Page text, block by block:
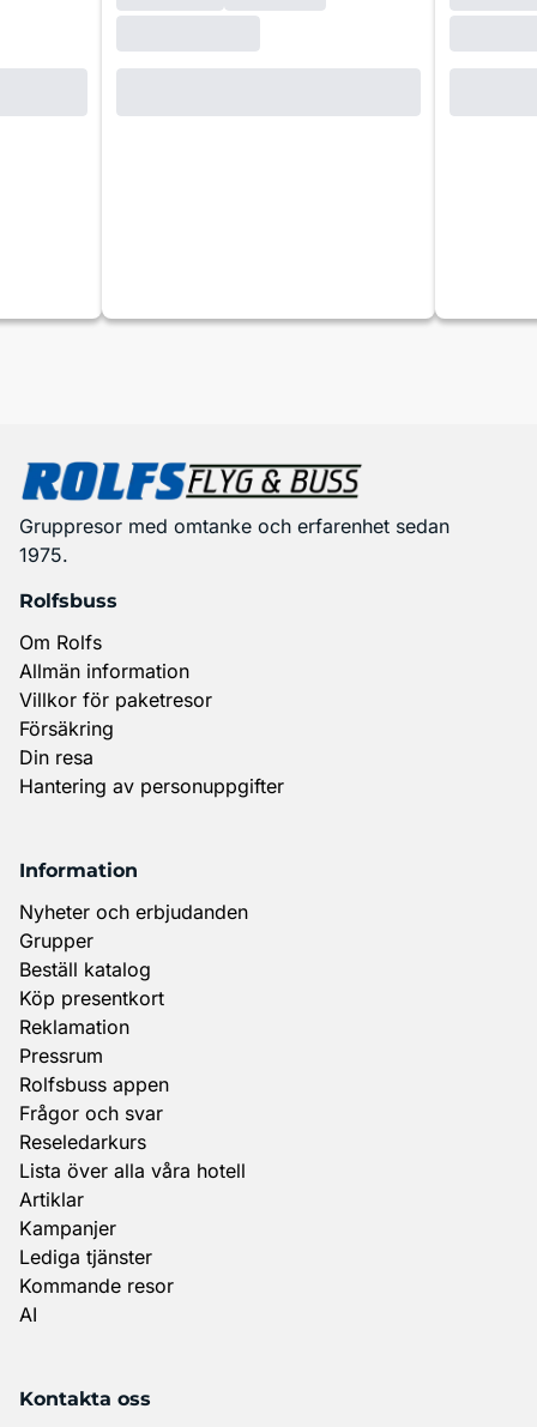
Gruppresor med omtanke och erfarenhet sedan
1975.
Rolfsbuss
Om Rolfs
Allmän information
Villkor för paketresor
Försäkring
Din resa
Hantering av personuppgifter
Information
Nyheter och erbjudanden
Grupper
Beställ katalog
Köp presentkort
Reklamation
Pressrum
Rolfsbuss appen
Frågor och svar
Reseledarkurs
Lista över alla våra hotell
Artiklar
Kampanjer
Lediga tjänster
Kommande resor
AI
Kontakta oss